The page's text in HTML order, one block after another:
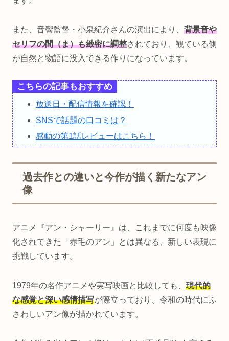
また、音響監督・小泉紀介さんの演出により、 背景音や
セリフの間（ま）も緻密に調整されており、観ている側
が自然と物語に没入できる作りになっています。
こちらの記事もおすすめ
放送日・配信情報を確認！
SNSで話題の口コミは？
感動の第1話レビューはこちら！
過去作との違いと今作が描く新たなアン
像
アニメ『アン・シャーリー』は、これまでに何度も映像
化されてきた「赤毛のアン」とは異なる、新しい表現に
挑戦しています。
1979年の名作アニメや実写映画と比較しても、 現代的
な感覚と深い感情描写が際立っており、令和の時代にふ
さわしいアン像が描かれています。